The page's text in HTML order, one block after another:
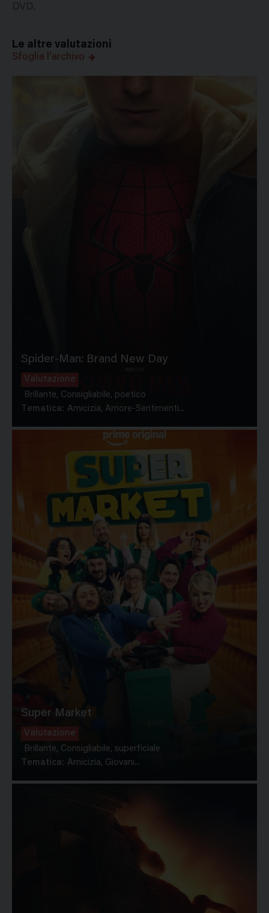
DVD.
Le altre valutazioni
Sfoglia l'archivo
Spider-Man: Brand New Day
Valutazione
Brillante, Consigliabile, poetico
Tematica: Amicizia, Amore-Sentimenti...
Super Market
Valutazione
Brillante, Consigliabile, superficiale
Tematica: Amicizia, Giovani...